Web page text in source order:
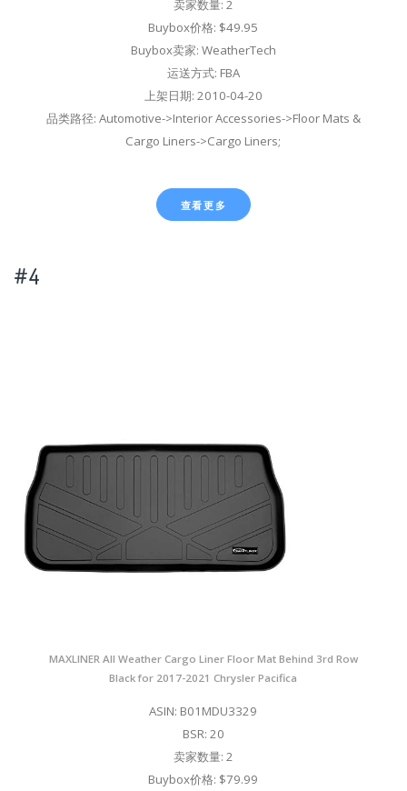
卖家数量: 2
Buybox价格: $49.95
Buybox卖家: WeatherTech
运送方式: FBA
上架日期: 2010-04-20
品类路径: Automotive->Interior Accessories->Floor Mats &
Cargo Liners->Cargo Liners;
查看更多
#4
MAXLINER All Weather Cargo Liner Floor Mat Behind 3rd Row
Black for 2017-2021 Chrysler Pacifica
ASIN: B01MDU3329
BSR: 20
卖家数量: 2
Buybox价格: $79.99